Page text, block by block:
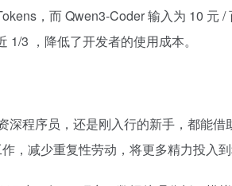
，而 Qwen3-Coder 输入为 10 元
3 ，降低了开发者的使用成本。​
深程序员，还是刚入行的新手，都能
，减少重复性劳动，将更多精力投入